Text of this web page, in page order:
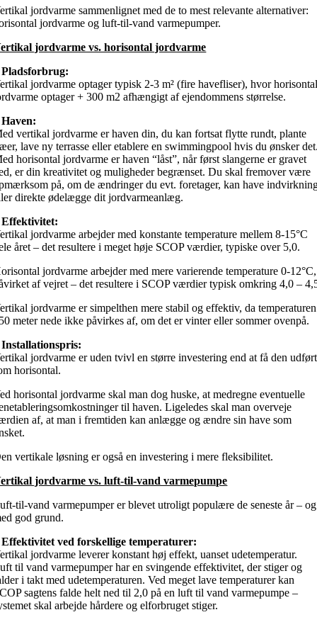
jordvarme sammenlignet med de to mest relevante alternativer:
jordvarme og luft-til-vand varmepumper.
jordvarme vs. horisontal jordvarme
Pladsforbrug:
jordvarme optager typisk 2-3 m² (fire havefliser), hvor h
optager + 300 m2 afhængigt af ejendommens størrelse.
Haven:
vertikal jordvarme er haven din, du kan fortsat flytte rundt, plante
lave ny terrasse eller etablere en swimmingpool hvis du ønsker
horisontal jordvarme er haven “låst”, når først slangerne er gravet
er din kreativitet og muligheder begrænset. Du skal fremover være
på, om de ændringer du evt. foretager, kan have
direkte ødelægge dit jordvarmeanlæg.
Effektivitet:
jordvarme arbejder med konstante temperature mellem 8-15°C
året – det resultere i meget høje SCOP værdier, typiske over 5,0.
jordvarme arbejder med mere varierende temperature 0-12°C,
af vejret – det resultere i SCOP værdier typisk omkring 4,0 –
jordvarme er simpelthen mere stabil og effektiv, da temperaturen
meter nede ikke påvirkes af, om det er vinter eller sommer ovenpå.
Installationspris:
jordvarme er uden tvivl en større investering end at få den udført
horisontal.
horisontal jordvarme skal man dog huske, at medregne eventuelle
til haven. Ligeledes skal man overveje
af, at man i fremtiden kan anlægge og ændre sin have som
vertikale løsning er også en investering i merefleksibilitet.
jordvarme vs. luft-til-vand varmepumpe
til-vand varmepumper er blevet utroligt populære de seneste år – og
god grund.
Effektivitet ved forskellige temperaturer:
jordvarme leverer konstant høj effekt, uanset udetemperatur.
til vand varmepumper har en svingende effektivitet, der stiger og
i takt med udetemperaturen. Ved meget lave temperaturer kan
sagtens falde helt ned til 2,0 på en luft til vand varmepumpe –
skal arbejde hårdere og elforbruget stiger.